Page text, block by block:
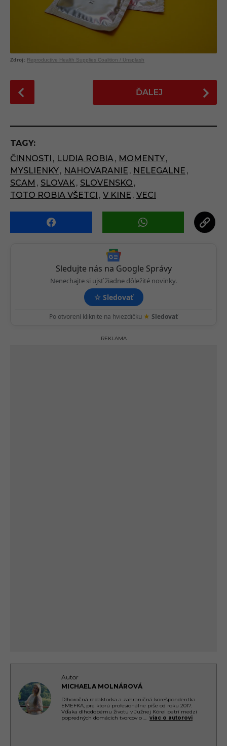
Reproductive Health Supplies Coalition / Unsplash
o
t
P
a
g
i
n
i
ĎALEJ
TAGY:
ČINNOSTI , LUDIA ROBIA, MOMENTY,
MYSLIENKY, NAHOVARANIE , NELEGALNE ,
SCAM , SLOVAK, SLOVENSKO ,
TOTO ROBIA VŠETCI , V KINE , VECI
Sledujte nás na Google Správy
Nenechajte si ujsť žiadne dôležité novinky.
☆ Sledovať
Po otvorení kliknite na hviezdičku ★ Sledovať
REKLAMA
Autor
MICHAELA MOLNÁROVÁ
Dlhoročná redaktorka a zahraničná korešpondentka
EMEFKA, pre ktorú profesionálne píše od roku 2017.
Vďaka dlhodobému životu v Južnej Kórei patrí medzi
popredných domácich tvorcov o ... viac o autorovi